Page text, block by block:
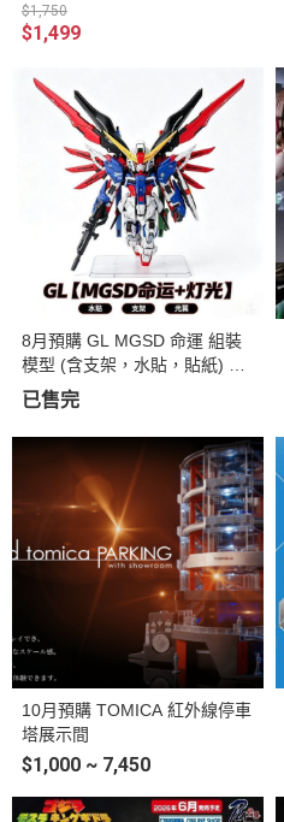
$1,750
$1,499
8月預購 GL MGSD 命運 組裝
模型 (含支架，水貼，貼紙) 首
批贈送燈光特效
已售完
10月預購 TOMICA 紅外線停車
塔展示間
$1,000 ~ 7,450